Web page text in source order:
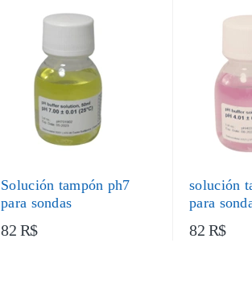
Solución tampón ph7
para sondas
82 R$
solución
para
82 R$